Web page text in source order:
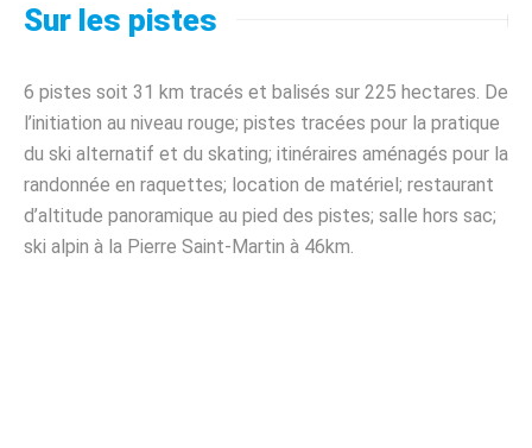
Sur les pistes
6 pistes soit 31 km tracés et balisés sur 225 hectares. De
l’initiation au niveau rouge; pistes tracées pour la pratique
du ski alternatif et du skating; itinéraires aménagés pour la
randonnée en raquettes; location de matériel; restaurant
d’altitude panoramique au pied des pistes; salle hors sac;
ski alpin à la Pierre Saint-Martin à 46km.